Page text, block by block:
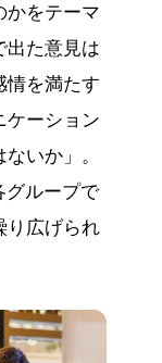
かをテーマ
出た意見は
情を満たす
ケーション
いか」。
グループで
り広げられ